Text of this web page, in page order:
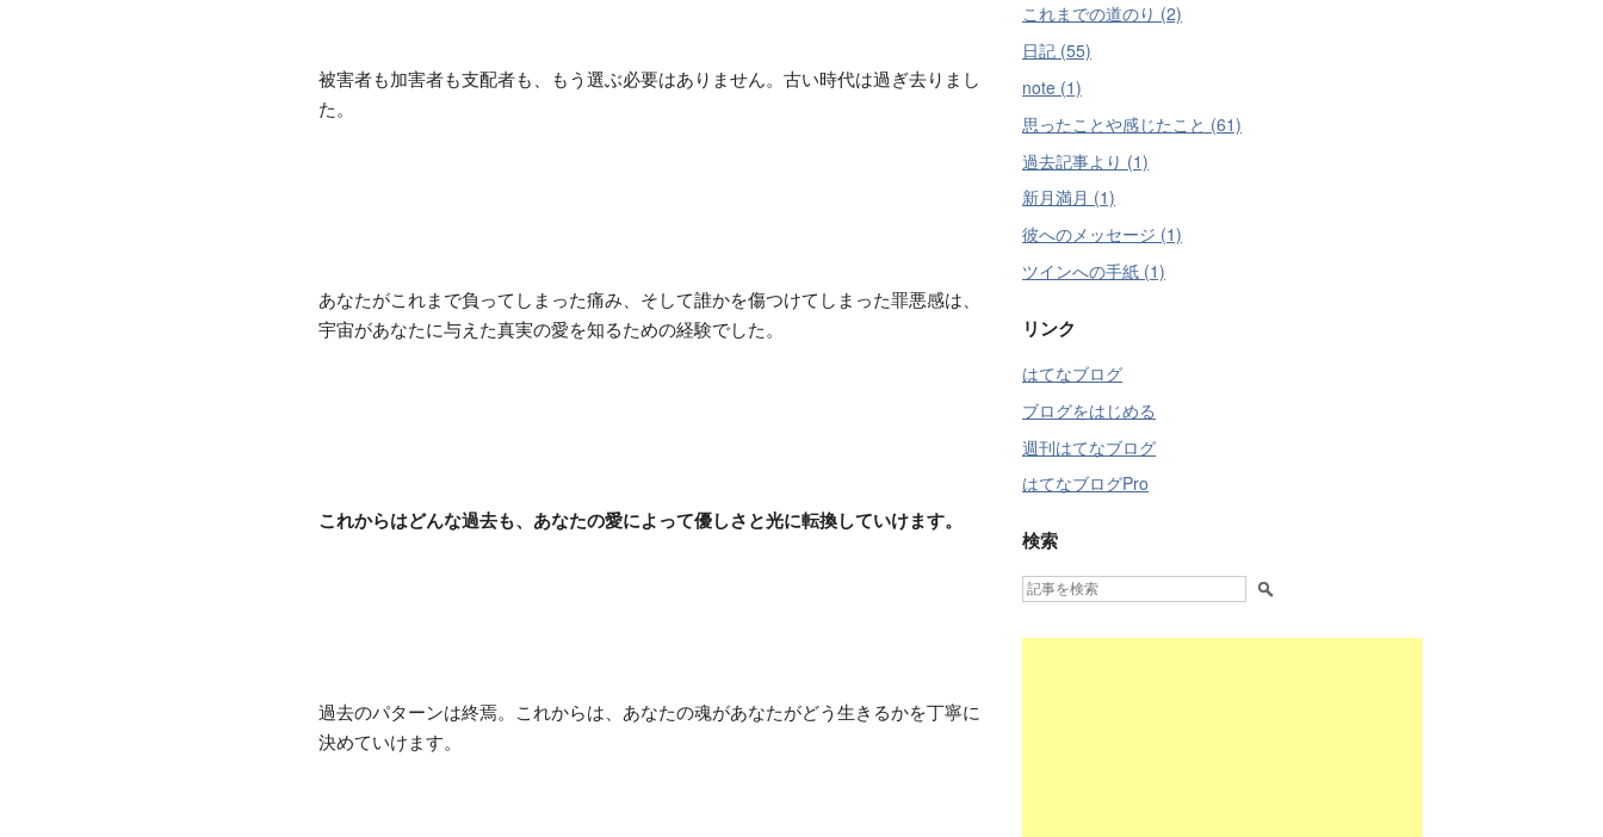
被害者も加害者も支配者も、もう選ぶ必要はありません。古い時代は過ぎ去りまし
た。
あなたがこれまで負ってしまった痛み、そして誰かを傷つけてしまった罪悪感は、
宇宙があなたに与えた真実の愛を知るための経験でした。
これからはどんな過去も、あなたの愛によって優しさと光に転換していけます。
過去のパターンは終焉。これからは、あなたの魂があなたがどう生きるかを丁寧に
決めていけます。
これまでの道のり (2)
日記 (55)
note (1)
思ったことや感じたこと (61)
過去記事より (1)
新月満月 (1)
彼へのメッセージ (1)
ツインへの手紙 (1)
リンク
はてなブログ
ブログをはじめる
週刊はてなブログ
はてなブログPro
検索